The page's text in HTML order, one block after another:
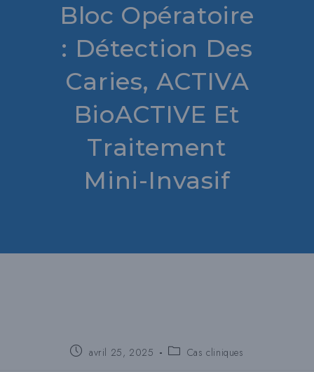
Bloc Opératoire
: Détection Des
Caries, ACTIVA
BioACTIVE Et
Traitement
Mini-Invasif
Posteavril 25, 2025
Catégorie
Cas cliniques